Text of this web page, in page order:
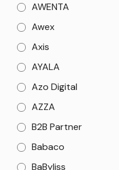
AWENTA
Awex
Axis
AYALA
Azo Digital
AZZA
B2B Partner
Babaco
BaByliss